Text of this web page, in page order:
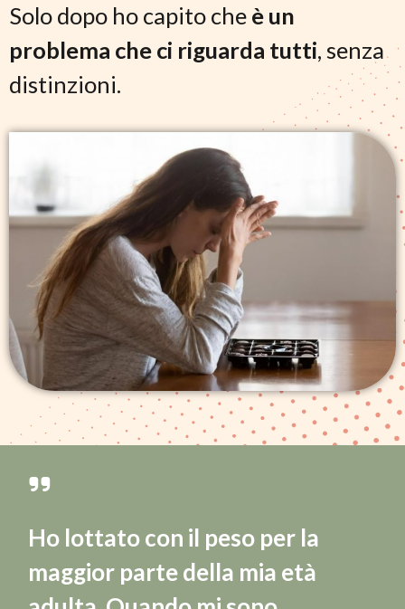
Solo dopo ho capito che è un
problema che ci riguarda tutti, senza
distinzioni.
Ho lottato con il peso per la
maggior parte della mia età